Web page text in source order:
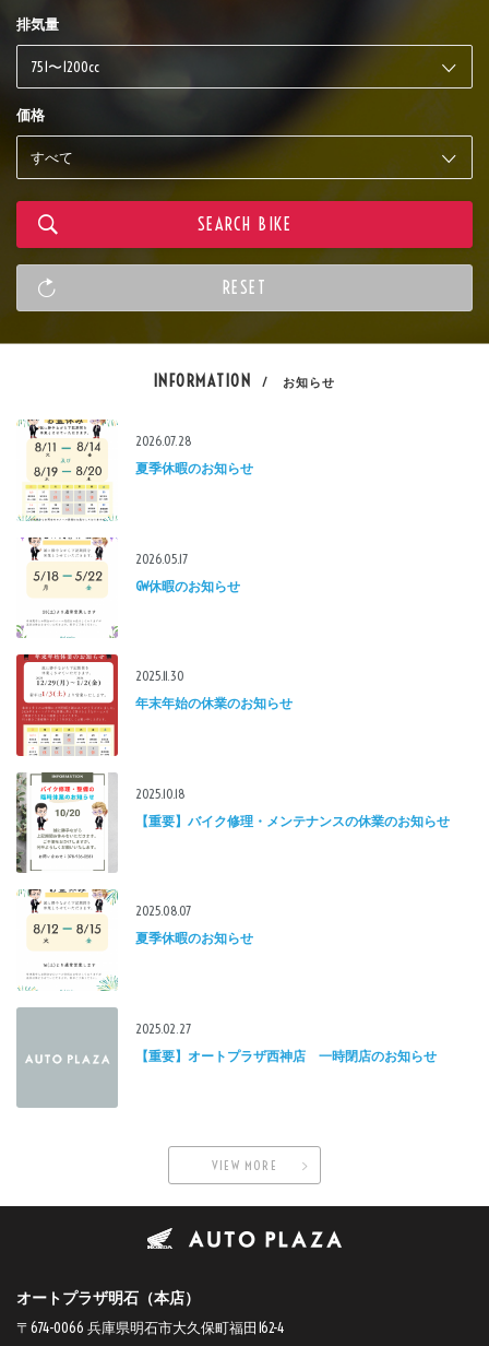
排気量
価格
INFORMATION / お知らせ
2026.07.28
夏季休暇のお知らせ
2026.05.17
GW休暇のお知らせ
2025.11.30
年末年始の休業のお知らせ
2025.10.18
【重要】バイク修理・メンテナンスの休業のお知らせ
2025.08.07
夏季休暇のお知らせ
2025.02.27
【重要】オートプラザ西神店 一時閉店のお知らせ
VIEW MORE
オートプラザ明石（本店）
〒674-0066 兵庫県明石市大久保町福田162-4